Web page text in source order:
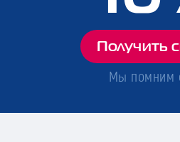
Мы помним
Получить